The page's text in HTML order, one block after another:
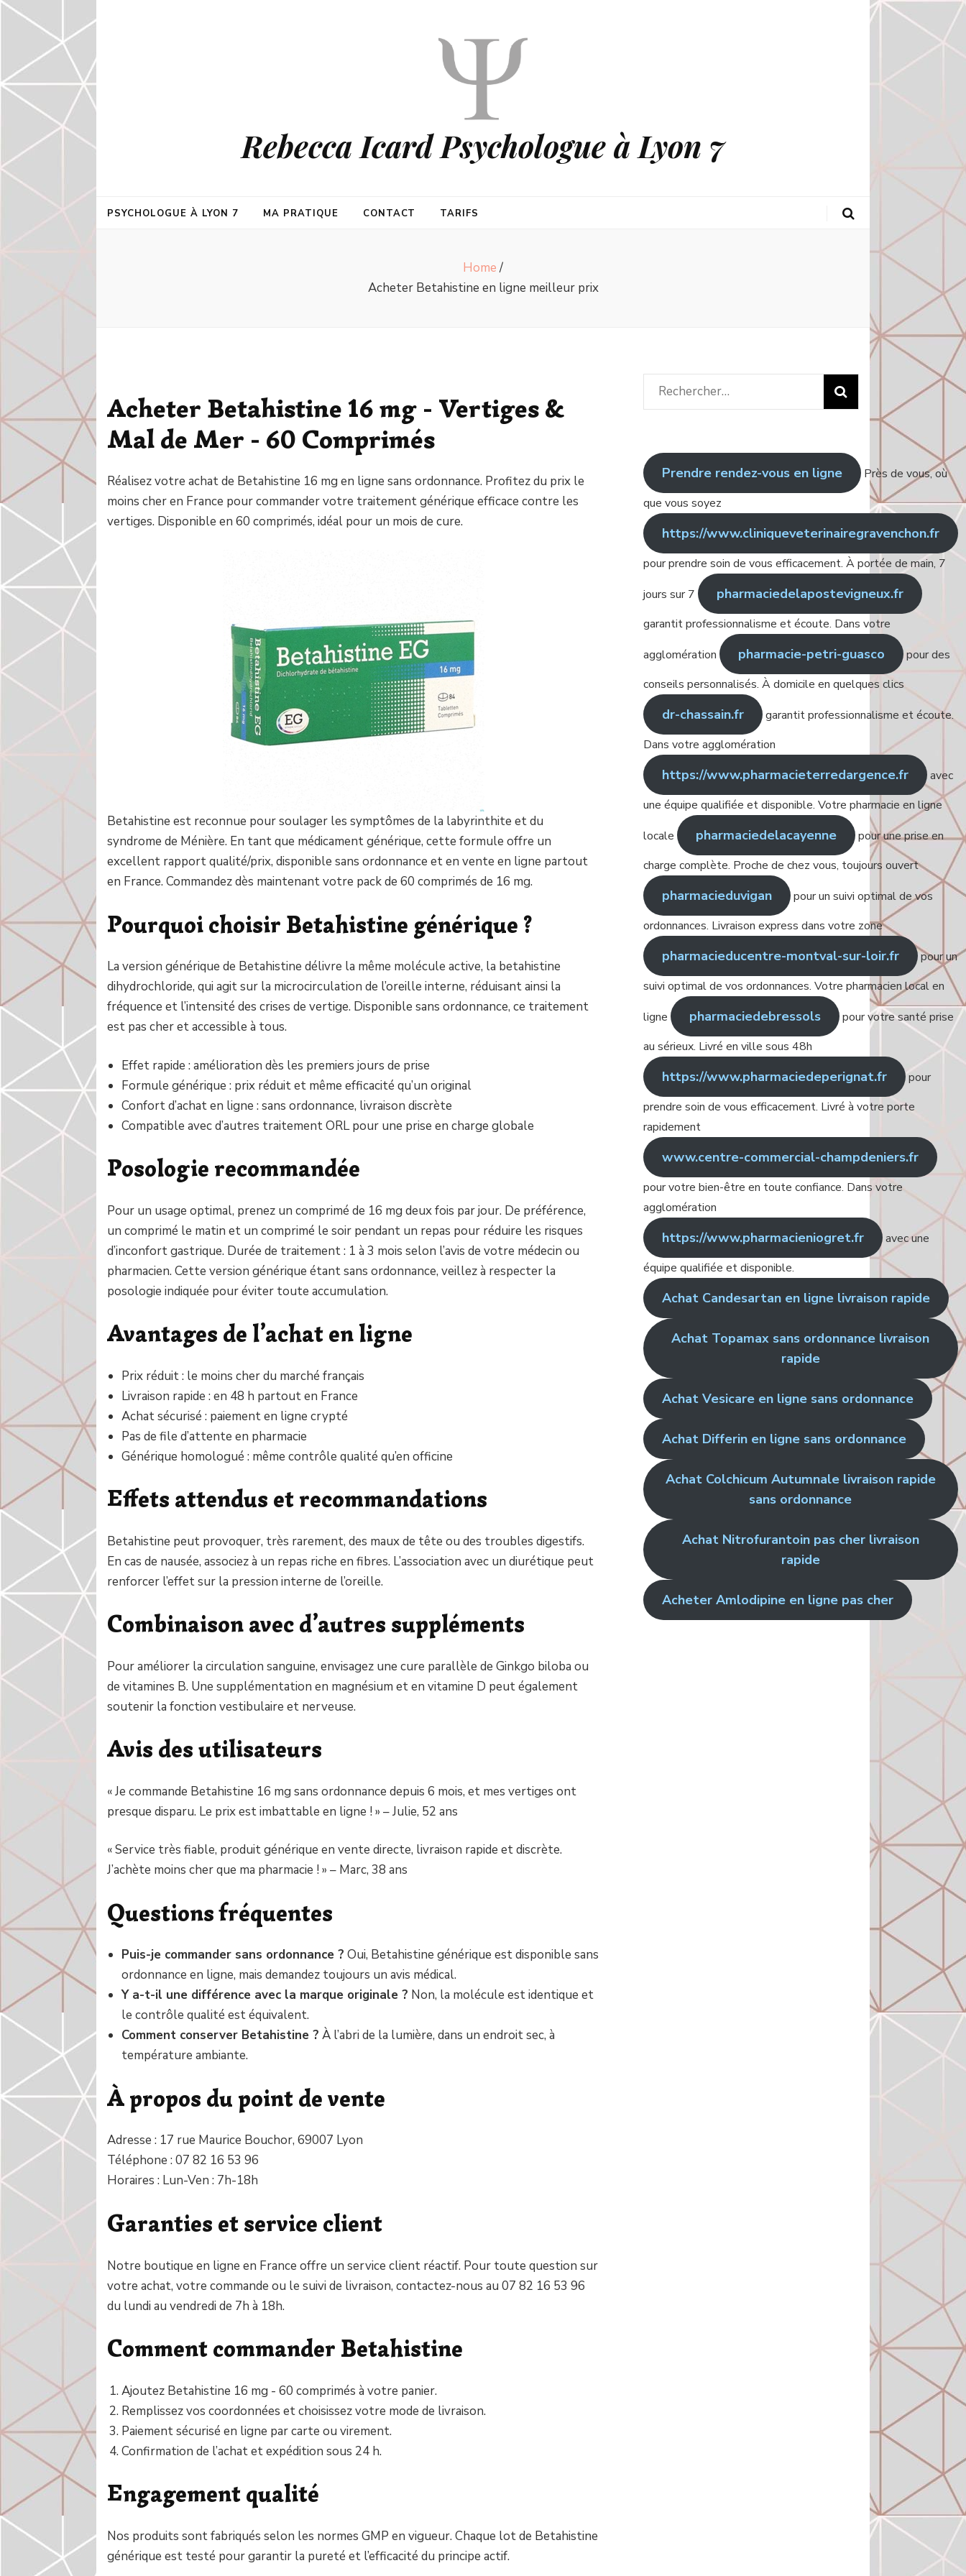
Rebecca Icard Psychologue à Lyon 7
PSYCHOLOGUE À LYON 7 MA PRATIQUE CONTACT TARIFS
Home /
Acheter Betahistine en ligne meilleur prix
Acheter Betahistine 16 mg - Vertiges &
Mal de Mer - 60 Comprimés
Réalisez votre achat de Betahistine 16 mg en ligne sans ordonnance. Profitez du prix le
moins cher en France pour commander votre traitement générique efficace contre les
vertiges. Disponible en 60 comprimés, idéal pour un mois de cure.
Betahistine est reconnue pour soulager les symptômes de la labyrinthite et du
syndrome de Ménière. En tant que médicament générique, cette formule offre un
excellent rapport qualité/prix, disponible sans ordonnance et en vente en ligne partout
en France. Commandez dès maintenant votre pack de 60 comprimés de 16 mg.
Pourquoi choisir Betahistine générique ?
La version générique de Betahistine délivre la même molécule active, la betahistine
dihydrochloride, qui agit sur la microcirculation de l’oreille interne, réduisant ainsi la
fréquence et l’intensité des crises de vertige. Disponible sans ordonnance, ce traitement
est pas cher et accessible à tous.
Effet rapide : amélioration dès les premiers jours de prise
Formule générique : prix réduit et même efficacité qu’un original
Confort d’achat en ligne : sans ordonnance, livraison discrète
Compatible avec d’autres traitement ORL pour une prise en charge globale
Posologie recommandée
Pour un usage optimal, prenez un comprimé de 16 mg deux fois par jour. De préférence,
un comprimé le matin et un comprimé le soir pendant un repas pour réduire les risques
d’inconfort gastrique. Durée de traitement : 1 à 3 mois selon l’avis de votre médecin ou
pharmacien. Cette version générique étant sans ordonnance, veillez à respecter la
posologie indiquée pour éviter toute accumulation.
Avantages de l’achat en ligne
Prix réduit : le moins cher du marché français
Livraison rapide : en 48 h partout en France
Achat sécurisé : paiement en ligne crypté
Pas de file d’attente en pharmacie
Générique homologué : même contrôle qualité qu’en officine
Effets attendus et recommandations
Betahistine peut provoquer, très rarement, des maux de tête ou des troubles digestifs.
En cas de nausée, associez à un repas riche en fibres. L’association avec un diurétique peut
renforcer l’effet sur la pression interne de l’oreille.
Combinaison avec d’autres suppléments
Pour améliorer la circulation sanguine, envisagez une cure parallèle de Ginkgo biloba ou
de vitamines B. Une supplémentation en magnésium et en vitamine D peut également
soutenir la fonction vestibulaire et nerveuse.
Avis des utilisateurs
« Je commande Betahistine 16 mg sans ordonnance depuis 6 mois, et mes vertiges ont
presque disparu. Le prix est imbattable en ligne ! » – Julie, 52 ans
« Service très fiable, produit générique en vente directe, livraison rapide et discrète.
J’achète moins cher que ma pharmacie ! » – Marc, 38 ans
Questions fréquentes
Puis-je commander sans ordonnance ? Oui, Betahistine générique est disponible sans
ordonnance en ligne, mais demandez toujours un avis médical.
Y a-t-il une différence avec la marque originale ? Non, la molécule est identique et
le contrôle qualité est équivalent.
Comment conserver Betahistine ? À l’abri de la lumière, dans un endroit sec, à
température ambiante.
À propos du point de vente
Adresse : 17 rue Maurice Bouchor, 69007 Lyon
Téléphone : 07 82 16 53 96
Horaires : Lun-Ven : 7h-18h
Garanties et service client
Notre boutique en ligne en France offre un service client réactif. Pour toute question sur
votre achat, votre commande ou le suivi de livraison, contactez-nous au 07 82 16 53 96
du lundi au vendredi de 7h à 18h.
Comment commander Betahistine
Ajoutez Betahistine 16 mg - 60 comprimés à votre panier.
Remplissez vos coordonnées et choisissez votre mode de livraison.
Paiement sécurisé en ligne par carte ou virement.
Confirmation de l’achat et expédition sous 24 h.
Engagement qualité
Nos produits sont fabriqués selon les normes GMP en vigueur. Chaque lot de Betahistine
générique est testé pour garantir la pureté et l’efficacité du principe actif.
Rechercher
:
Prendre rendez-vous en ligne
Près de vous, où
que vous soyez
https://www.cliniqueveterinairegravenchon.fr
pour prendre soin de vous efficacement. À portée de main, 7
jours sur 7
pharmaciedelapostevigneux.fr
garantit professionnalisme et écoute. Dans votre
agglomération
pharmacie-petri-guasco
pour des
conseils personnalisés. À domicile en quelques clics
dr-chassain.fr
garantit professionnalisme et écoute.
Dans votre agglomération
https://www.pharmacieterredargence.fr
avec
une équipe qualifiée et disponible. Votre pharmacie en ligne
locale
pharmaciedelacayenne
pour une prise en
charge complète. Proche de chez vous, toujours ouvert
pharmacieduvigan
pour un suivi optimal de vos
ordonnances. Livraison express dans votre zone
pharmacieducentre-montval-sur-loir.fr
pour un
suivi optimal de vos ordonnances. Votre pharmacien local en
ligne
pharmaciedebressols
pour votre santé prise
au sérieux. Livré en ville sous 48h
https://www.pharmaciedeperignat.fr
pour
prendre soin de vous efficacement. Livré à votre porte
rapidement
www.centre-commercial-champdeniers.fr
pour votre bien-être en toute confiance. Dans votre
agglomération
https://www.pharmacieniogret.fr
avec une
équipe qualifiée et disponible.
Achat Candesartan en ligne livraison rapide
Achat Topamax sans ordonnance livraison
rapide
Achat Vesicare en ligne sans ordonnance
Achat Differin en ligne sans ordonnance
Achat Colchicum Autumnale livraison rapide
sans ordonnance
Achat Nitrofurantoin pas cher livraison
rapide
Acheter Amlodipine en ligne pas cher